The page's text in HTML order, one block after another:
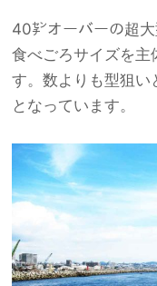
40㌢オーバーの超
食べごろサイズを
す。数よりも型狙
となっています。